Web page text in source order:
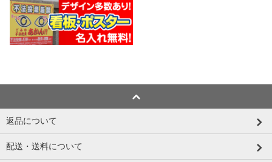
返品について
配送・送料について